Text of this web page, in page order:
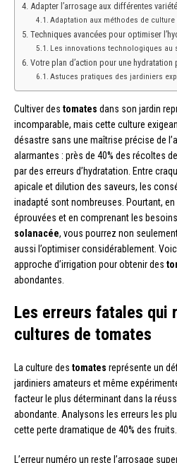
Adapter l’arrosage aux différentes
Adaptation aux méthodes de
Techniques avancées pour optimiser
Les innovations technologiques au
Votre plan d’action pour une
Astuces pratiques des jardiniers
Cultiver des tomates dans son jardin
incomparable, mais cette culture
désastre sans une maîtrise précise de
alarmantes : près de 40% des récoltes de
par des erreurs d’hydratation. Entre
apicale et dilution des saveurs, les
inadapté sont nombreuses. Pourtant,
éprouvées et en comprenant les
solanacée, vous pourrez non
aussi l’optimiser considérablement.
approche d’irrigation pour obtenir des
abondantes.
Les erreurs fatales qui
cultures de tomates
La culture des tomates représente un
jardiniers amateurs et même
facteur le plus déterminant dans la
abondante. Analysons les erreurs les
cette perte dramatique de 40% des fruits.
L’erreur numéro un reste l’arrosage